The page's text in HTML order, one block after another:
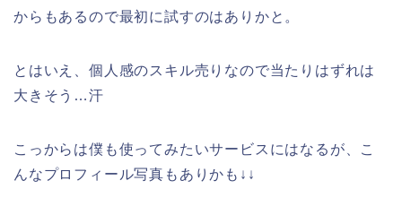
からもあるので最初に試すのはありかと。
とはいえ、個人感のスキル売りなので当たりはずれは
大きそう…汗
こっからは僕も使ってみたいサービスにはなるが、こ
んなプロフィール写真もありかも↓↓